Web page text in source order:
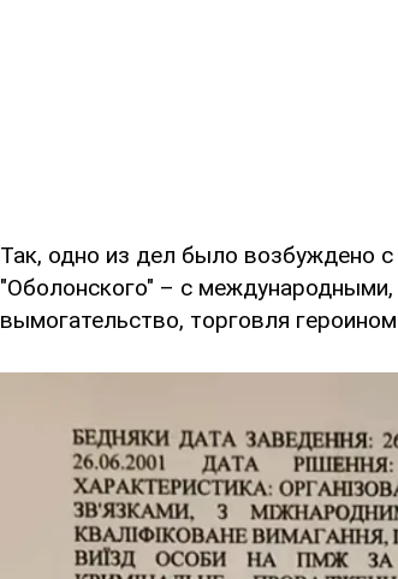
Так, одно из дел было возбуждено
"Оболонского" – с
вымогательство, торговля